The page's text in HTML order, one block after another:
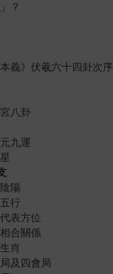
？
義》伏羲六十四卦次序
八卦
九運
陽
行
表方位
合關係
肖
及四會局